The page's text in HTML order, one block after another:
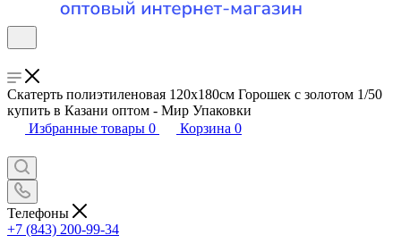
Скатерть полиэтиленовая 120х180см Горошек с золотом 1/50
купить в Казани оптом - Мир Упаковки
Избранные товары 0 Корзина 0
Телефоны
+7 (843) 200-99-34